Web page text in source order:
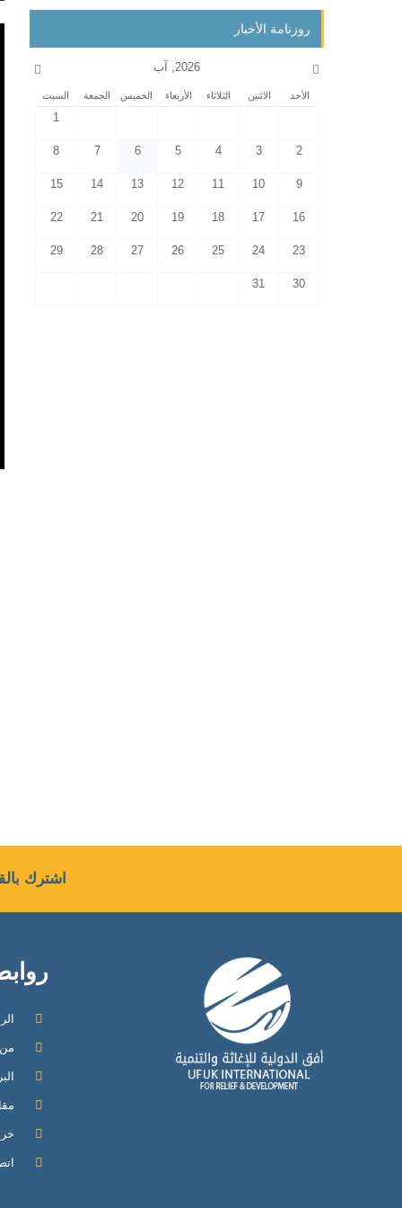
روزنامة الأخبار
2026, آب
الأحد الاثنين الثلاثاء الأربعاء الخميس الجمعة السبت
1
2
3
4
5
6
7
8
9
10
11
12
13
14
15
16
17
18
19
20
21
22
23
24
25
26
27
28
29
30
31
اشترك